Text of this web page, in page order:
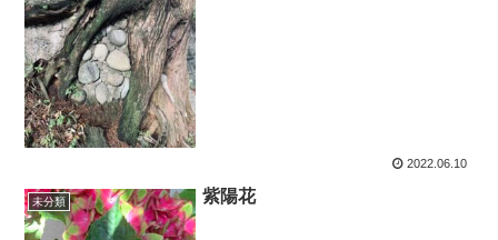
2022.06.10
未分類 紫陽花